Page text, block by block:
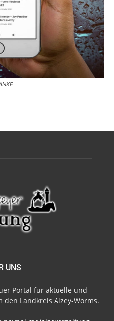
UNS
Portal für aktuelle und
den Landkreis Alzey-Worms.